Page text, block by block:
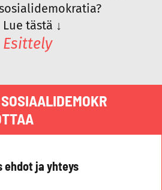
Lue tästä ↓
Esittely
ja yhteys